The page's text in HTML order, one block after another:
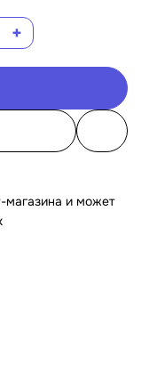
+
магазина и может